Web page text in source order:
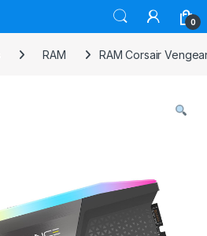
0
RAM RAM Corsair